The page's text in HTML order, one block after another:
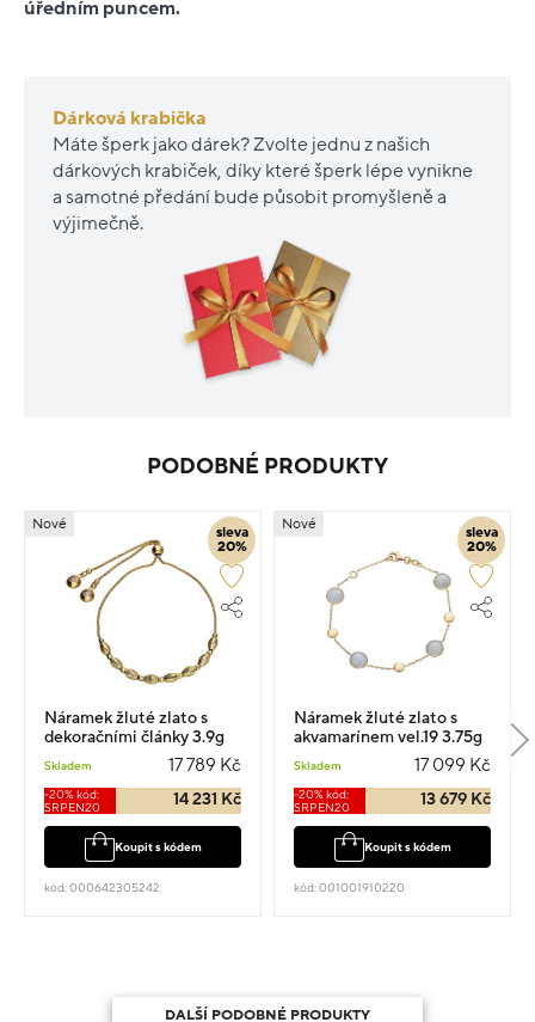
úředním puncem.
Dárková krabička
Máte šperk jako dárek? Zvolte jednu z našich
dárkových krabiček, díky které šperk lépe vynikne
a samotné předání bude působit promyšleně a
výjimečně.
PODOBNÉ PRODUKTY
sleva
20%
Nové
Náramek žluté zlato s
dekoračními články 3.9g
Skladem 17 789 Kč
-20% kód:
SRPEN20
14 231 Kč
Koupit s kódem
kód: 000642305242
sleva
20%
Nové
Náramek žluté zlato s
akvamarínem vel.19 3.75g
Skladem 17 099 Kč
-20% kód:
SRPEN20
13 679 Kč
Koupit s kódem
kód: 001001910220
DALŠÍ PODOBNÉ PRODUKTY